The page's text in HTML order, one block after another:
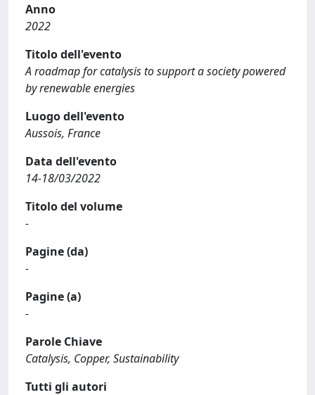
Anno
2022
Titolo dell'evento
A roadmap for catalysis to support a society powered
by renewable energies
Luogo dell'evento
Aussois, France
Data dell'evento
14-18/03/2022
Titolo del volume
-
Pagine (da)
-
Pagine (a)
-
Parole Chiave
Catalysis, Copper, Sustainability
Tutti gli autori